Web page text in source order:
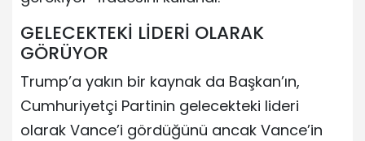
GELECEKTEKİ LİDERİ OLARAK
GÖRÜYOR
Trump’a yakın bir kaynak da Başkan’ın,
Cumhuriyetçi Partinin gelecekteki lideri
olarak Vance’i gördüğünü ancak Vance’in